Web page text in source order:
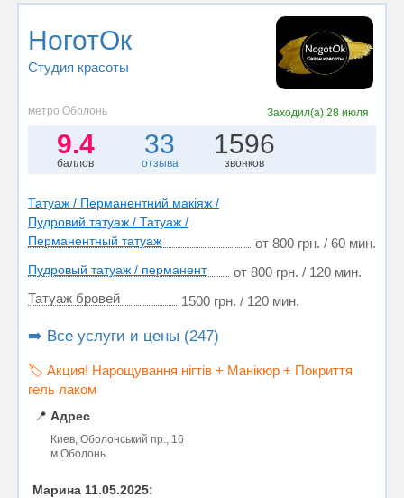
НоготОк
Студия красоты
метро Оболонь Заходил(а)28 июля
9.4
баллов
33
отзыва
1596
звонков
Татуаж / Перманентний макіяж /
Пудровий татуаж / Татуаж /
Перманентный татуаж
от 800 грн. / 60 мин.
Пудровый татуаж / перманент
от 800 грн. / 120 мин.
Татуаж бровей
1500 грн. / 120 мин.
➡️ Все услуги и цены (247)
🏷️ Акция! Нарощування нігтів + Манікюр + Покриття
гель лаком
📍 Адрес
Киев, Оболонський пр., 16
м.Оболонь
Марина 11.05.2025: